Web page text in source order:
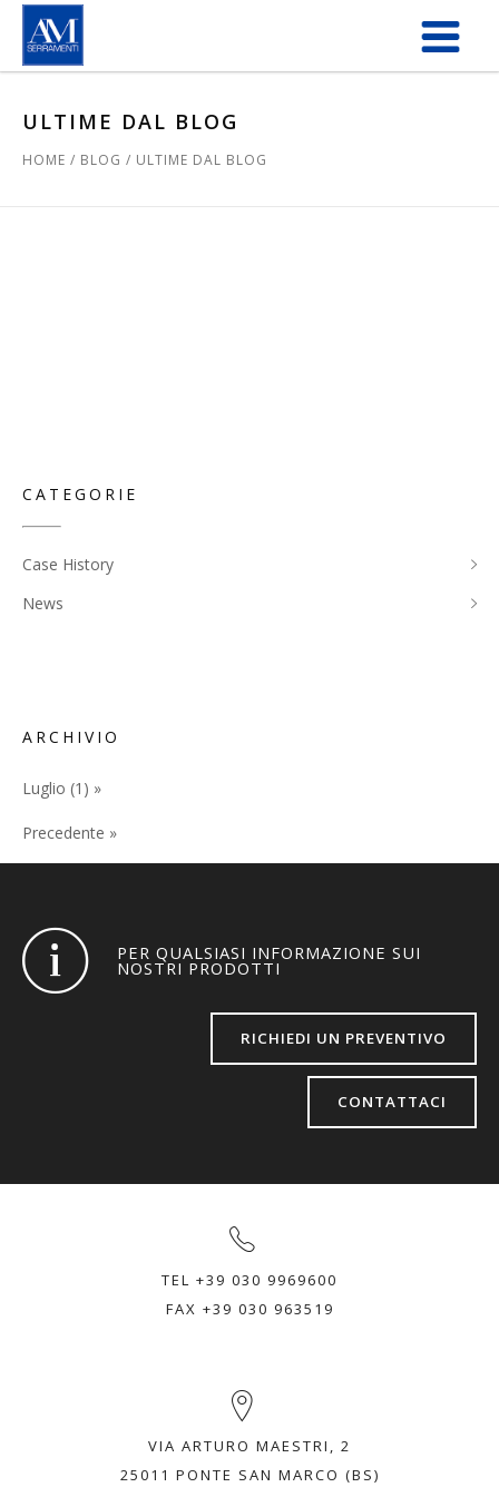
Salta al contenuto principale
ULTIME DAL BLOG
HOME / BLOG / ULTIME DAL BLOG
CATEGORIE
Case History
News
ARCHIVIO
Luglio (1) »
Precedente »
PER QUALSIASI INFORMAZIONE SUI
NOSTRI PRODOTTI
RICHIEDI UN PREVENTIVO
CONTATTACI
TEL +39 030 9969600
FAX +39 030 963519
VIA ARTURO MAESTRI, 2
25011 PONTE SAN MARCO (BS)